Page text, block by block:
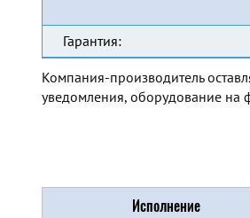
Гарантия:
Компания-производитель
уведомления, оборудование на
Исполнение